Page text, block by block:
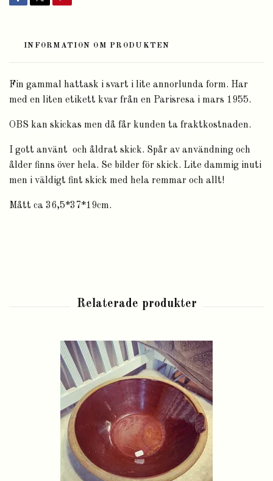
INFORMATION OM PRODUKTEN
Fin gammal hattask i svart i lite annorlunda form. Har
med en liten etikett kvar från en Parisresa i mars 1955.
OBS kan skickas men då får kunden ta fraktkostnaden.
I gott använt och åldrat skick. Spår av användning och
ålder finns över hela. Se bilder för skick. Lite dammig inuti
men i väldigt fint skick med hela remmar och allt!
Mått ca 36,5*37*19cm.